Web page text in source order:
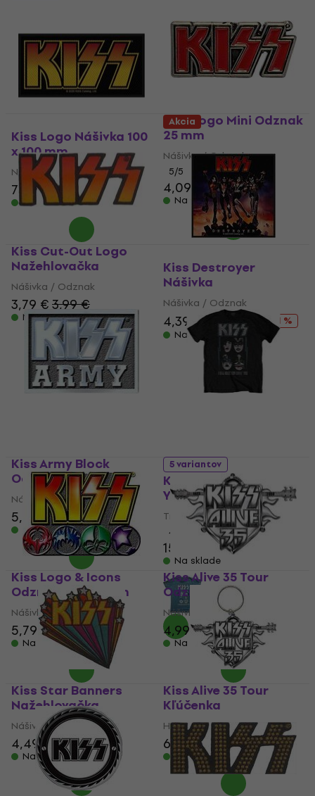
Kiss Logo Nášivka 100
x 100 mm
Nášivka / Odznak
7,29 €
Na sklade
Kiss Logo Mini Odznak
25 mm
Nášivka / Odznak
5/5
4,09 €
Na sklade
Kiss Cut-Out Logo
Nažehlovačka
Nášivka / Odznak
3,79 €3,99 €
Na sklade
Akcia
Kiss Destroyer
Nášivka
Nášivka / Odznak
4,39 €5,59 €
- 21 %
Na sklade
Kiss Army Block
Odznak
Nášivka / Odznak
5,29 €5,99 €
Na sklade
5 variantov
Kiss Made For Lovin'
You
Tričko
4,8
15,40 €
Na sklade
Kiss Logo & Icons
Odznak 31 x 20 mm
Nášivka / Odznak
5,79 €6,09 €
Na sklade
Kiss Alive 35 Tour
Odznak
Nášivka / Odznak
4,99 €
Na sklade
Kiss Star Banners
Nažehlovačka
Nášivka / Odznak
4,49 €
Na sklade
Kiss Alive 35 Tour
Kľúčenka
Hudobný prívesok
6,59 €
Na sklade